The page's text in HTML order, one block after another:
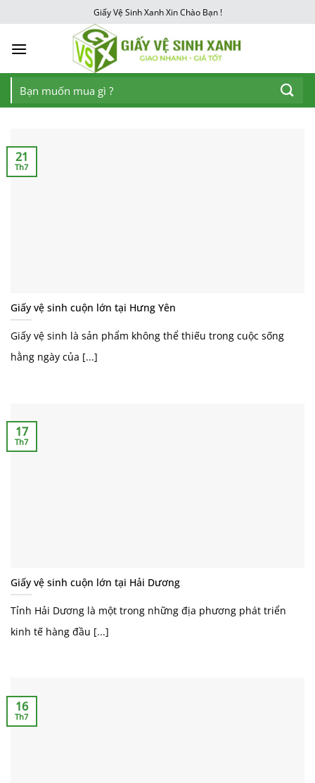
đến
nội
Giấy Vệ Sinh Xanh Xin Chào Bạn !
Tìm
kiếm:
Giấy vệ sinh cuộn lớn tại Hưng Yên
Giấy vệ sinh là sản phẩm không thể thiếu trong cuộc sống
hằng ngày của [...]
21
Th7
Giấy vệ sinh cuộn lớn tại Hải Dương
Tỉnh Hải Dương là một trong những địa phương phát triển
kinh tế hàng đầu [...]
17
Th7
16
Th7